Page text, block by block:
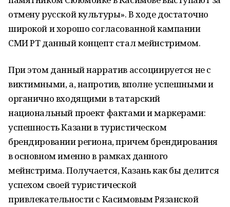
отмену русской культуры». В ходе достаточно
широкой и хорошо согласованной кампании
СМИ РТ данный концепт стал мейнстримом.
При этом данный нарратив ассоциируется не с
виктимными, а, напротив, вполне успешными и
органично входящими в татарский
национальный проект фактами и маркерами:
успешность Казани в туристическом
брендировании региона, причем брендирования
в основном именно в рамках данного
мейнстрима. Получается, Казань как бы делится
успехом своей туристической
привлекательности с Касимовым Рязанской